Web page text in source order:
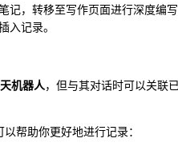
记，转移至写作页面进行深度编写
入记录。
机器人，但与其对话时可以关联
帮助你更好地进行记录：